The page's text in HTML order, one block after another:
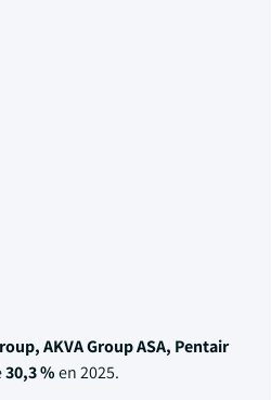
AKVA Group ASA, Pentair
30,3 %en 2025.